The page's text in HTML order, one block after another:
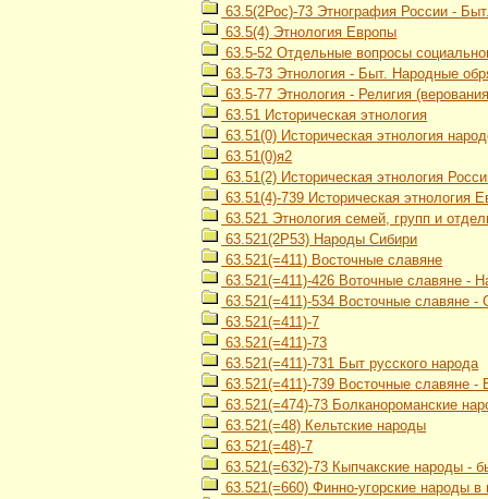
63.5(2Рос)-73 Этнография России -
63.5(4) Этнология Европы
63.5-52 Отдельные вопросы
63.5-73 Этнология - Быт. Народные
63.5-77 Этнология - Религия
63.51 Историческая этнология
63.51(0) Историческая этнология
63.51(0)я2
63.51(2) Историческая этнология
63.51(4)-739 Историческая
63.521 Этнология семей, групп и
63.521(2Р53) Народы Сибири
63.521(=411) Восточные славяне
63.521(=411)-426 Воточные славяне -
63.521(=411)-534 Восточные славяне
63.521(=411)-7
63.521(=411)-73
63.521(=411)-731 Быт русского народа
63.521(=411)-739 Восточные славяне
63.521(=474)-73 Болканороманские
63.521(=48) Кельтские народы
63.521(=48)-7
63.521(=632)-73 Кыпчакские народы -
63.521(=660) Финно-угорские народы в